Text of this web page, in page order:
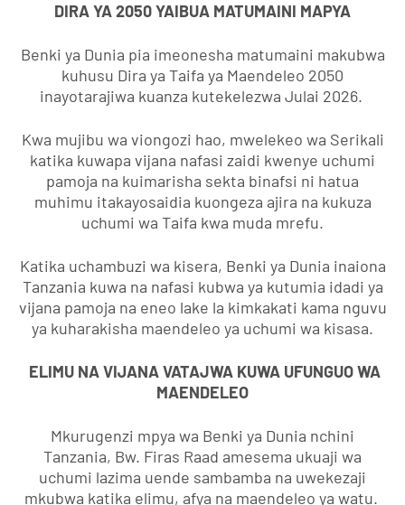
DIRA YA 2050 YAIBUA MATUMAINI MAPYA
Benki ya Dunia pia imeonesha matumaini makubwa
kuhusu Dira ya Taifa ya Maendeleo 2050
inayotarajiwa kuanza kutekelezwa Julai 2026.
Kwa mujibu wa viongozi hao, mwelekeo wa Serikali
katika kuwapa vijana nafasi zaidi kwenye uchumi
pamoja na kuimarisha sekta binafsi ni hatua
muhimu itakayosaidia kuongeza ajira na kukuza
uchumi wa Taifa kwa muda mrefu.
Katika uchambuzi wa kisera, Benki ya Dunia inaiona
Tanzania kuwa na nafasi kubwa ya kutumia idadi ya
vijana pamoja na eneo lake la kimkakati kama nguvu
ya kuharakisha maendeleo ya uchumi wa kisasa.
ELIMU NA VIJANA VATAJWA KUWA UFUNGUO WA
MAENDELEO
Mkurugenzi mpya wa Benki ya Dunia nchini
Tanzania, Bw. Firas Raad amesema ukuaji wa
uchumi lazima uende sambamba na uwekezaji
mkubwa katika elimu, afya na maendeleo ya watu.